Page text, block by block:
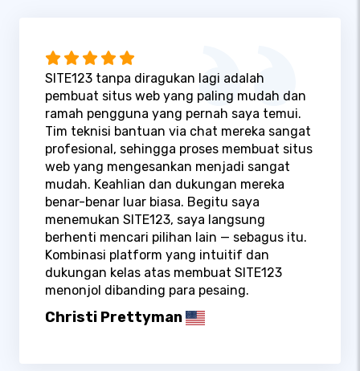
SITE123 tanpa diragukan lagi adalah
pembuat situs web yang paling mudah dan
ramah pengguna yang pernah saya temui.
Tim teknisi bantuan via chat mereka sangat
profesional, sehingga proses membuat situs
web yang mengesankan menjadi sangat
mudah. Keahlian dan dukungan mereka
benar-benar luar biasa. Begitu saya
menemukan SITE123, saya langsung
berhenti mencari pilihan lain — sebagus itu.
Kombinasi platform yang intuitif dan
dukungan kelas atas membuat SITE123
menonjol dibanding para pesaing.
Christi Prettyman